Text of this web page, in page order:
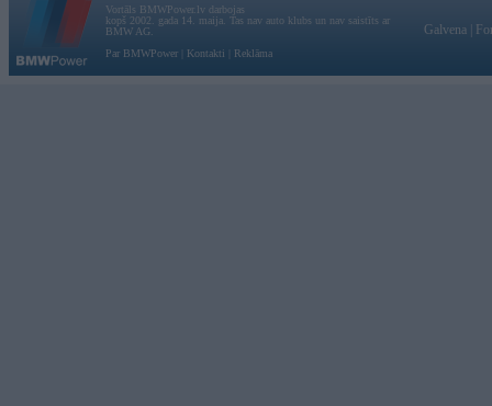
Vortāls BMWPower.lv darbojas
kopš 2002. gada 14. maija. Tas nav auto klubs un nav saistīts ar
BMW AG.
Par BMWPower
Kontakti Reklāma
Galvena